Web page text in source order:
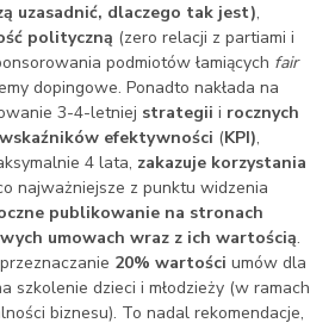
uzasadnić, dlaczego tak jest),
polityczną (zero relacji z partiami i
podmiotów łamiących fair
dopingowe. Ponadto nakłada na
3-4-letniej strategii i rocznych
efektywności (KPI),
4 lata, zakazuje korzystania
najważniejsze z punktu widzenia
publikowanie na stronach
umowach wraz z ich wartością.
20% wartości umów dla
szkolenie dzieci i młodzieży (w ramach
biznesu). To nadal rekomendacje,